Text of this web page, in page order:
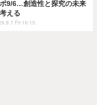
9/6…創造性と探究の未来
える
Fri 16:15